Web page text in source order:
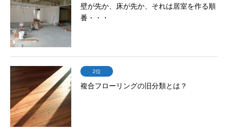
壁が先か、床が先か、それは居室を作る順
番・・・
2位
複合フローリングの旧分類とは？